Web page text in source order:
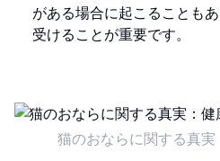
がある場合に起こることも
受けることが重要です。
猫のおならに関する真実